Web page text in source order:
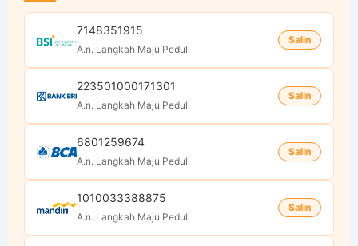
7148351915
A.n. Langkah Maju Peduli
Salin
223501000171301
A.n. Langkah Maju Peduli
Salin
6801259674
A.n. Langkah Maju Peduli
Salin
1010033388875
A.n. Langkah Maju Peduli
Salin